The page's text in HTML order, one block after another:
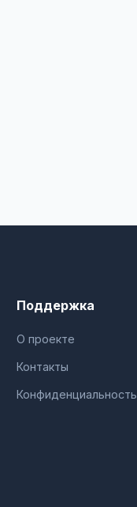
Поддержка
О проекте
Контакты
Конфиденциальность